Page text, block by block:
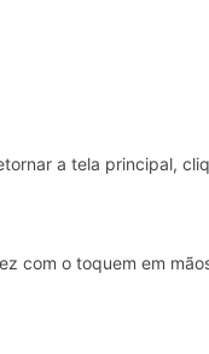
a tela principal,
com o toquem em